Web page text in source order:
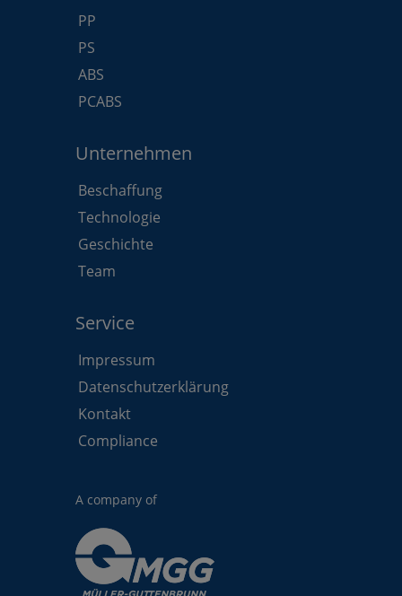
PP
PS
ABS
PCABS
Unternehmen
Beschaffung
Technologie
Geschichte
Team
Service
Impressum
Datenschutzerklärung
Kontakt
Compliance
A company of